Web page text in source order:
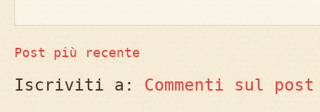
Post più recente
Iscriviti a: Commenti sul